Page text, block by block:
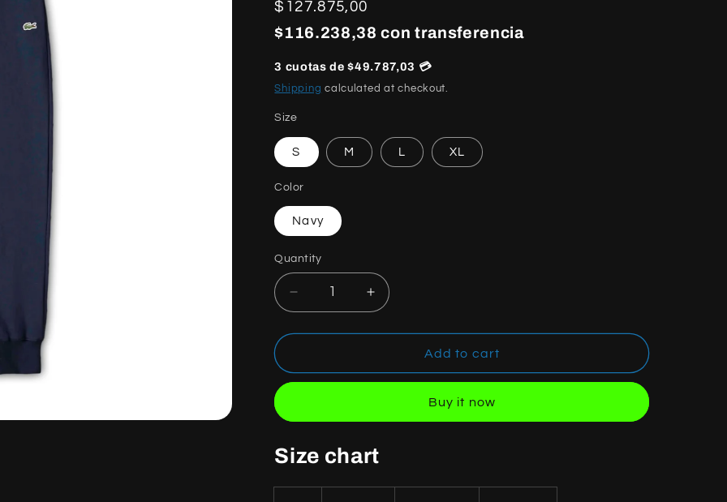
Regular
price
$127.875,00
$116.238,38 con transferencia
3 cuotas de $49.787,03 💳
Shipping calculated at checkout.
Size
S M L XL
Color
Navy
Quantity
Quantity
Decrease
quantity
for
PANTS
Increase
quantity
for
LACOSTE
PANTS
Add to cart
Buy it now
Size chart